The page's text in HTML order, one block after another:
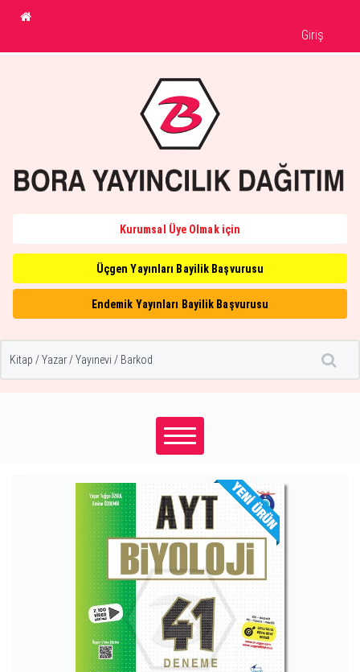
Giriş
Kurumsal Üye Olmak için
Üçgen Yayınları Bayilik Başvurusu
Endemik Yayınları Bayilik Başvurusu